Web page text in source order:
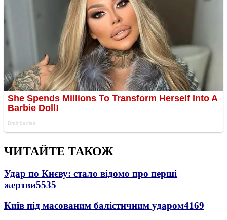
ЧИТАЙТЕ ТАКОЖ
Удар по Києву: стало відомо про перші
жертви5535
Київ під масованим балістичним ударом4169